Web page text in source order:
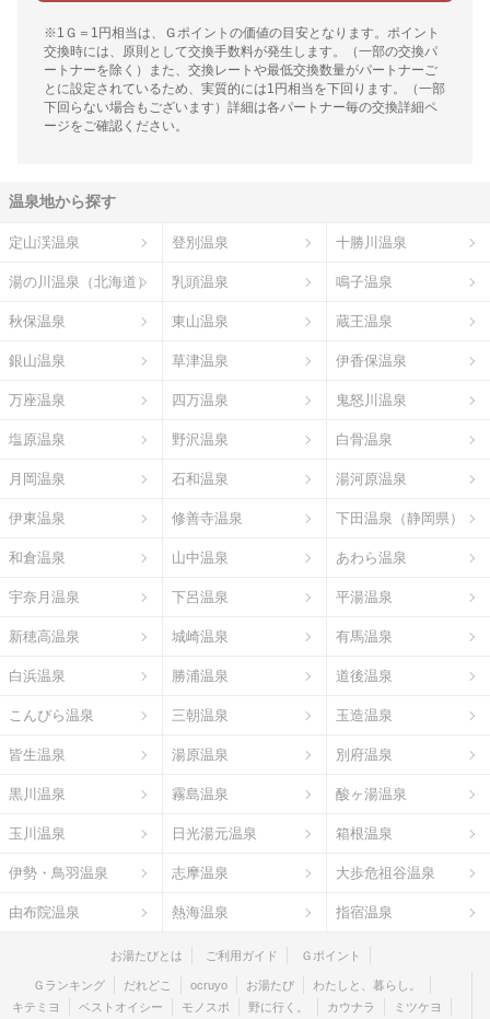
※1Ｇ＝1円相当は、Ｇポイントの価値の目安となります。ポイント
交換時には、原則として交換手数料が発生します。（一部の交換パ
ートナーを除く）また、交換レートや最低交換数量がパートナーご
とに設定されているため、実質的には1円相当を下回ります。（一部
下回らない場合もございます）詳細は各パートナー毎の交換詳細ペ
ージをご確認ください。
温泉地から探す
定山渓温泉 登別温泉 十勝川温泉
湯の川温泉（北海道） 乳頭温泉 鳴子温泉
秋保温泉 東山温泉 蔵王温泉
銀山温泉 草津温泉 伊香保温泉
万座温泉 四万温泉 鬼怒川温泉
塩原温泉 野沢温泉 白骨温泉
月岡温泉 石和温泉 湯河原温泉
伊東温泉 修善寺温泉 下田温泉（静岡県）
和倉温泉 山中温泉 あわら温泉
宇奈月温泉 下呂温泉 平湯温泉
新穂高温泉 城崎温泉 有馬温泉
白浜温泉 勝浦温泉 道後温泉
こんぴら温泉 三朝温泉 玉造温泉
皆生温泉 湯原温泉 別府温泉
黒川温泉 霧島温泉 酸ヶ湯温泉
玉川温泉 日光湯元温泉 箱根温泉
伊勢・鳥羽温泉 志摩温泉 大歩危祖谷温泉
由布院温泉 熱海温泉 指宿温泉
お湯たびとは ご利用ガイド Ｇポイント
Ｇランキング だれどこ ocruyo お湯たび
わたしと、暮らし。
キテミヨ
ベストオイシー モノスポ 野に行く。 カウナラ
ミツケヨ